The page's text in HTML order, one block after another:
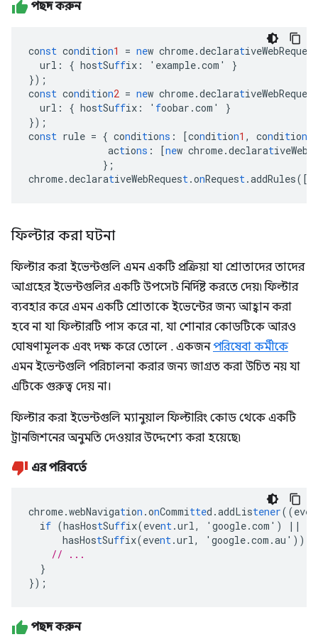
পছন্দ করুন
const condition1 = new chrome.declarativeWebReques
url : { hostSuffix : 'example.com'
}
});
const condition2 = new chrome.declarativeWebReques
url : { hostSuffix : ' foobar.com'
}
});
const rule = { conditions : [condition1 , condition
actions : [new chrome.declarat
} ;
chrome.declarativeWebRequest .onRequest .addRules( [
ফিল্টার করা ঘটনা
ফিল্টার করা ইভেন্টগুলি এমন একটি প্রক্রিয়া যা শ্রোতাদের তাদের
আগ্রহের ইভেন্টগুলির একটি উপসেট নির্দিষ্ট করতে দেয়৷ ফিল্টার
ব্যবহার করে এমন একটি শ্রোতাকে ইভেন্টের জন্য আহ্বান করা
হবে না যা ফিল্টারটি পাস করে না, যা শোনার কোডটিকে আরও
ঘোষণামূলক এবং দক্ষ করে তোলে . একজনপরিষেবা কর্মীকে
এমন ইভেন্টগুলি পরিচালনা করার জন্য জাগ্রত করা উচিত নয় যা
এটিকে গুরুত্ব দেয় না।
ফিল্টার করা ইভেন্টগুলি ম্যানুয়াল ফিল্টারিং কোড থেকে একটি
ট্রানজিশনের অনুমতি দেওয়ার উদ্দেশ্যে করা হয়েছে৷
এর পরিবর্তে
chrome.webNavigation .onCommitted.addListener((eve
if (hasHostSuffix(event.url, 'google.com')
||
hasHostSuffix(event.url, 'google.com.au'))
// ...
}
});
পছন্দ করুন